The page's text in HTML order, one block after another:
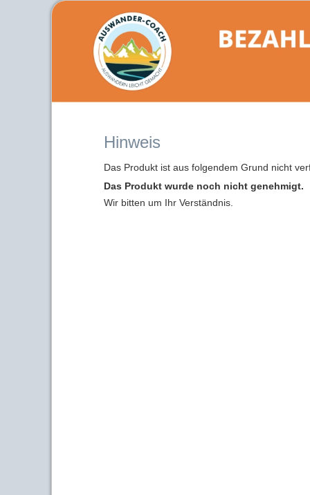
Hinweis
Das Produkt ist aus folgendem Grund nicht
Das Produkt wurde noch nicht genehmigt.
Wir bitten um Ihr Verständnis.